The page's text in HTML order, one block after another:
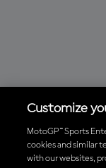
Customize
MotoGP™ Sports
cookies and similar
with our websites,